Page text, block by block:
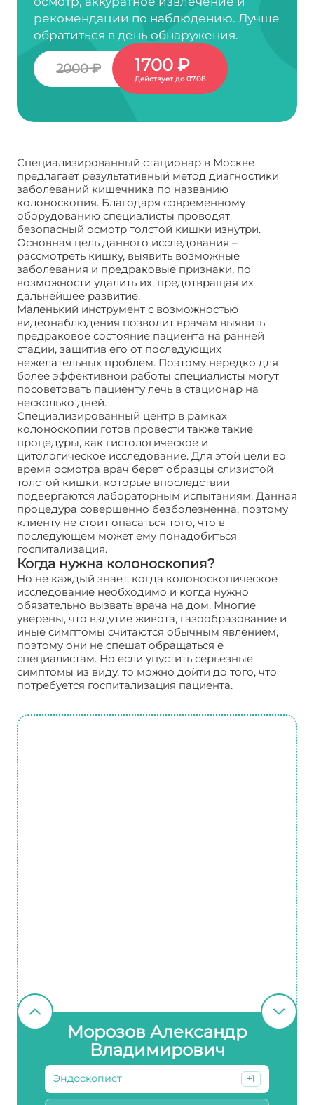
рекомендации по наблюдению. Лучше
обратиться в день обнаружения.
2000 ₽ 1700 ₽
Действует до 07.08
Специализированный стационар в Москве
предлагает результативный метод диагностики
заболеваний кишечника по названию
колоноскопия. Благодаря современному
оборудованию специалисты проводят
безопасный осмотр толстой кишки изнутри.
Основная цель данного исследования –
рассмотреть кишку, выявить возможные
заболевания и предраковые признаки, по
возможности удалить их, предотвращая их
дальнейшее развитие.
Маленький инструмент с возможностью
видеонаблюдения позволит врачам выявить
предраковое состояние пациента на ранней
стадии, защитив его от последующих
нежелательных проблем. Поэтому нередко для
более эффективной работы специалисты могут
посоветовать пациенту лечь в стационар на
несколько дней.
Специализированный центр в рамках
колоноскопии готов провести также такие
процедуры, как гистологическое и
цитологическое исследование. Для этой цели во
время осмотра врач берет образцы слизистой
толстой кишки, которые впоследствии
подвергаются лабораторным испытаниям. Данная
процедура совершенно безболезненна, поэтому
клиенту не стоит опасаться того, что в
последующем может ему понадобиться
госпитализация.
Когда нужна колоноскопия?
Но не каждый знает, когда колоноскопическое
исследование необходимо и когда нужно
обязательно вызвать врача на дом. Многие
уверены, что вздутие живота, газообразование и
иные симптомы считаются обычным явлением,
поэтому они не спешат обращаться е
специалистам. Но если упустить серьезные
симптомы из виду, то можно дойти до того, что
потребуется госпитализация пациента.
Морозов Александр
Владимирович
Эндоскопист +1